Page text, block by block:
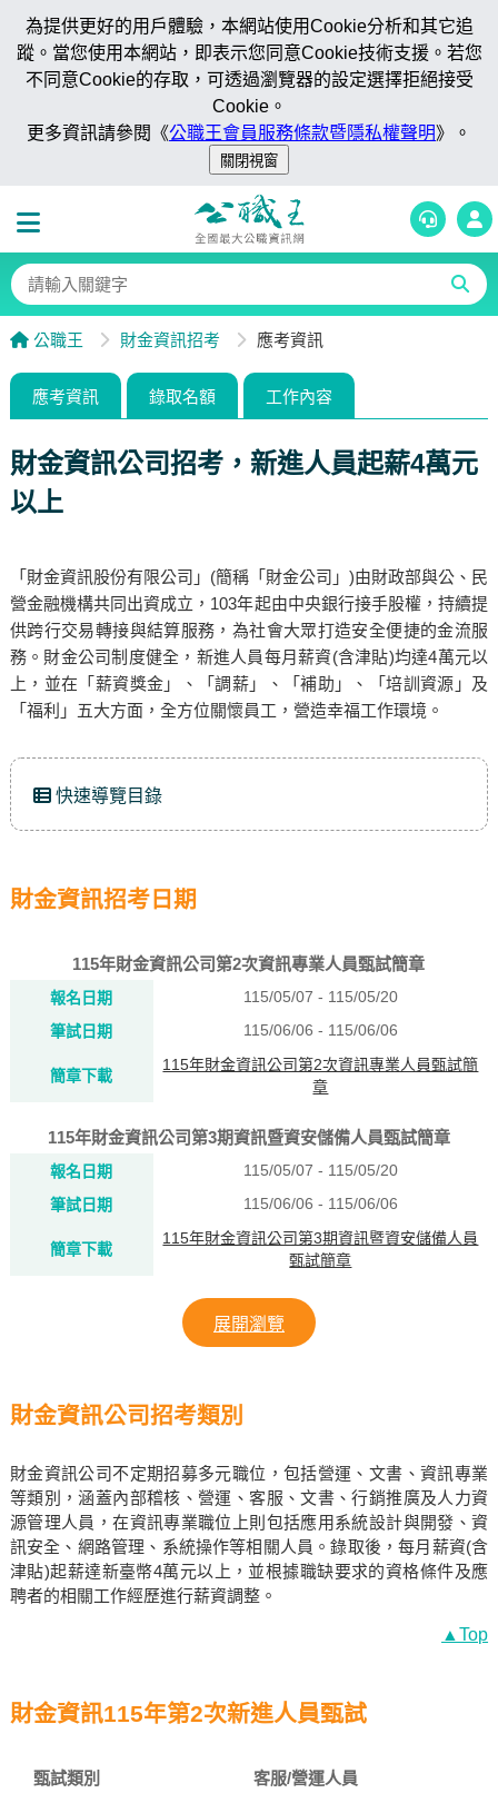
為提供更好的用戶體驗，本網站使用Cookie分析和其它追
蹤。當您使用本網站，即表示您同意Cookie技術支援。若您
不同意Cookie的存取，可透過瀏覽器的設定選擇拒絕接受
Cookie。
更多資訊請參閱《公職王會員服務條款暨隱私權聲明》。
公職王 財金資訊招考 應考資訊
應考資訊 錄取名額 工作內容
財金資訊公司招考，新進人員起薪4萬元
以上
「財金資訊股份有限公司」(簡稱「財金公司」)由財政部與公、民
營金融機構共同出資成立，103年起由中央銀行接手股權，持續提
供跨行交易轉接與結算服務，為社會大眾打造安全便捷的金流服
務。財金公司制度健全，新進人員每月薪資(含津貼)均達4萬元以
上，並在「薪資獎金」、「調薪」、「補助」、「培訓資源」及
「福利」五大方面，全方位關懷員工，營造幸福工作環境。
快速導覽目錄
財金資訊招考日期
115年財金資訊公司第2次資訊專業人員甄試簡章
報名日期
115/05/07 - 115/05/20
筆試日期
115/06/06 - 115/06/06
簡章下載
115年財金資訊公司第2次資訊專業人員甄試簡
章
115年財金資訊公司第3期資訊暨資安儲備人員甄試簡章
報名日期
115/05/07 - 115/05/20
筆試日期
115/06/06 - 115/06/06
簡章下載
115年財金資訊公司第3期資訊暨資安儲備人員
甄試簡章
展開瀏覽
財金資訊公司招考類別
財金資訊公司不定期招募多元職位，包括營運、文書、資訊專業
等類別，涵蓋內部稽核、營運、客服、文書、行銷推廣及人力資
源管理人員，在資訊專業職位上則包括應用系統設計與開發、資
訊安全、網路管理、系統操作等相關人員。錄取後，每月薪資(含
津貼)起薪達新臺幣4萬元以上，並根據職缺要求的資格條件及應
聘者的相關工作經歷進行薪資調整。
▲Top
財金資訊115年第2次新進人員甄試
甄試類別 客服/營運人員